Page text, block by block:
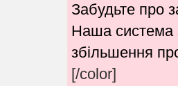
Забудьте про
Наша система
збільшення
[/color]